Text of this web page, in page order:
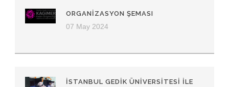
ORGANİZASYON ŞEMASI
07 May 2024
İSTANBUL GEDIK ÜNIVERSITESI ILE